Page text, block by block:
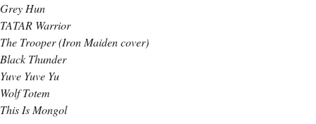
Grey Hun
TATAR Warrior
The Trooper (Iron Maiden cover)
Black Thunder
Yuve Yuve Yu
Wolf Totem
This Is Mongol